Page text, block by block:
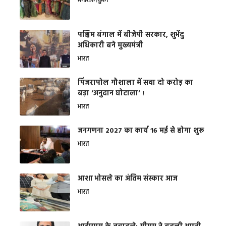
पश्चिम बंगाल में बीजेपी सरकार, शुभेंदु
अधिकारी बने मुख्यमंत्री
भारत
​पिंजरापोल गौशाला में सवा दो करोड़ का
बड़ा ‘अनुदान घोटाला’ !
भारत
जनगणना 2027 का कार्य 16 मई से होगा शुरू
भारत
आशा भोसले का अंतिम संस्कार आज
भारत